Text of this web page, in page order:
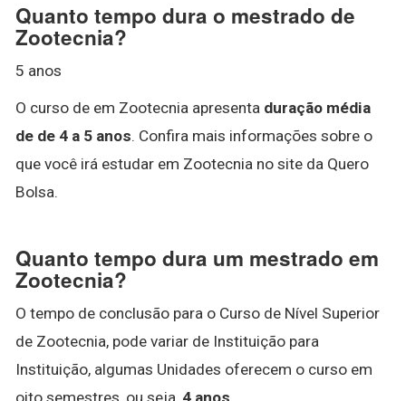
Quanto tempo dura o mestrado de
Zootecnia?
5 anos
O curso de em Zootecnia apresenta duração média
de de 4 a 5 anos. Confira mais informações sobre o
que você irá estudar em Zootecnia no site da Quero
Bolsa.
Quanto tempo dura um mestrado em
Zootecnia?
O tempo de conclusão para o Curso de Nível Superior
de Zootecnia, pode variar de Instituição para
Instituição, algumas Unidades oferecem o curso em